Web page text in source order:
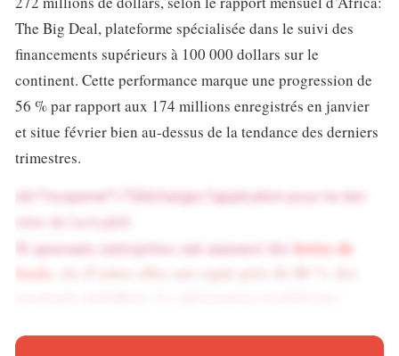
The Big Deal, plateforme spécialisée dans le suivi des
financements supérieurs à 100 000 dollars sur le
continent. Cette performance marque une progression de
56 % par rapport aux 174 millions enregistrés en janvier
et situe février bien au-dessus de la tendance des derniers
trimestres.
rel="noopener">Téléchargez l’application pour ne rien
Si quarante entreprises ont annoncé deslevées de
fonds
, six d’entre elles ont capté près de 80 % des
désormais les entreprises les mieux positionnées pour